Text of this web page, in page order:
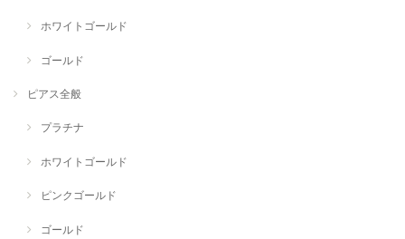
ホワイトゴールド
ゴールド
ピアス全般
プラチナ
ホワイトゴールド
ピンクゴールド
ゴールド